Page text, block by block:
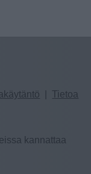
Tietoa
kannattaa